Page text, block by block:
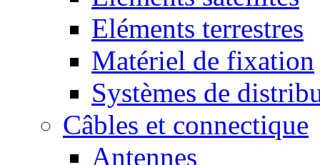
Eléments terrestres
Matériel de fixation
Systèmes de
Câbles et connectique
Antennes